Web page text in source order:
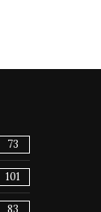
73
101
83